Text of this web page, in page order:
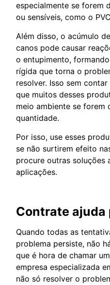
especialmente se forem
ou sensíveis, como o
Além disso, o acúmulo
canos pode causar
o entupimento,
rígida que torna o
resolver. Isso sem
que muitos desses
meio ambiente se forem
quantidade.
Por isso, use esses
se não surtirem efeito
procure outras soluções
aplicações.
Contrate ajuda
Quando todas as
problema persiste, não
que é hora de chamar
empresa especializada
não só resolver o